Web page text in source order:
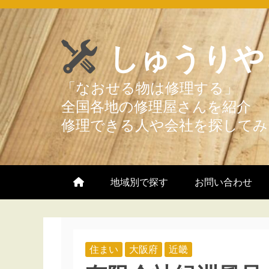
Skip
to
content
しゅうり
地域別で探す お問い合わせ
住まい 大阪府 近畿